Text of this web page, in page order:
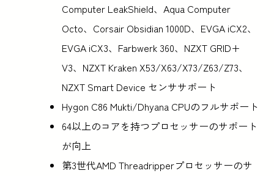
Computer LeakShield、Aqua Computer
Octo、Corsair Obsidian 1000D、EVGA iCX2、
EVGA iCX3、Farbwerk 360、NZXT GRID+
V3、NZXT Kraken X53/X63/X73/Z63/Z73、
NZXT Smart Device センササポート
Hygon C86 Mukti/Dhyana CPUのフルサポート
64以上のコアを持つプロセッサーのサポート
が向上
第3世代AMD Threadripperプロセッサーのサ